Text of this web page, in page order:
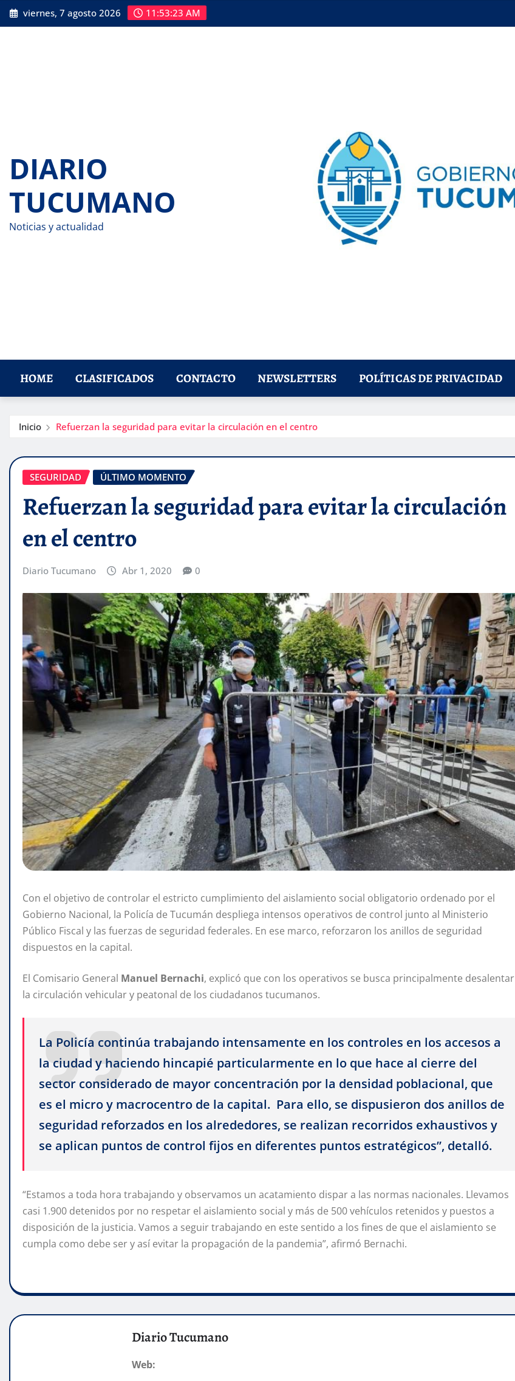
Saltar
al
viernes, 7 agosto 2026 11:53:24 AM
DIARIO
TUCUMANO
Noticias y actualidad
HOME CLASIFICADOS CONTACTO NEWSLETTERS POLÍTICAS DE PRIVACIDAD
Inicio Refuerzan la seguridad para evitar la circulación en el centro
SEGURIDAD ÚLTIMO MOMENTO
Refuerzan la seguridad para evitar la circulación
en el centro
Diario Tucumano Abr 1, 2020 0
Con el objetivo de controlar el estricto cumplimiento del aislamiento social obligatorio ordenado por el
Gobierno Nacional, la Policía de Tucumán despliega intensos operativos de control junto al Ministerio
Público Fiscal y las fuerzas de seguridad federales. En ese marco, reforzaron los anillos de seguridad
dispuestos en la capital.
El Comisario General Manuel Bernachi, explicó que con los operativos se busca principalmente desalentar
la circulación vehicular y peatonal de los ciudadanos tucumanos.
La Policía continúa trabajando intensamente en los controles en los accesos a
la ciudad y haciendo hincapié particularmente en lo que hace al cierre del
sector considerado de mayor concentración por la densidad poblacional, que
es el micro y macrocentro de la capital. Para ello, se dispusieron dos anillos de
seguridad reforzados en los alrededores, se realizan recorridos exhaustivos y
se aplican puntos de control fijos en diferentes puntos estratégicos”, detalló.
“Estamos a toda hora trabajando y observamos un acatamiento dispar a las normas nacionales. Llevamos
casi 1.900 detenidos por no respetar el aislamiento social y más de 500 vehículos retenidos y puestos a
disposición de la justicia. Vamos a seguir trabajando en este sentido a los fines de que el aislamiento se
cumpla como debe ser y así evitar la propagación de la pandemia”, afirmó Bernachi.
Diario Tucumano
Web: